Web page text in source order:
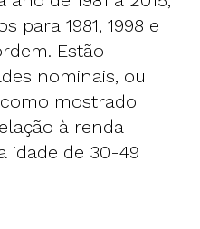
para 1981, 1998 e
Estão
nominais, ou
mostrado
à renda
idade de 30-49